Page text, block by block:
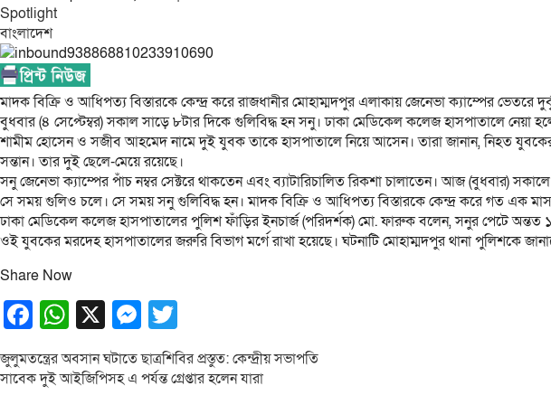
Spotlight
বাংলাদেশ
মাদক বিক্রি ও আধিপত্য বিস্তারকে কেন্দ্র করে রাজধানীর মোহাম্মদপুর এলাকায় জেনেভা ক্যাম্পের
বুধবার (৪ সেপ্টেম্বর) সকাল সাড়ে ৮টার দিকে গুলিবিদ্ধ হন সনু। ঢাকা মেডিকেল কলেজ হাসপাতালে
শামীম হোসেন ও সজীব আহমেদ নামে দুই যুবক তাকে হাসপাতালে নিয়ে আসেন। তারা জানান, নিহত
সন্তান। তার দুই ছেলে-মেয়ে রয়েছে।
সনু জেনেভা ক্যাম্পের পাঁচ নম্বর সেক্টরে থাকতেন এবং ব্যাটারিচালিত রিকশা চালাতেন। আজ (বুধবার)
সে সময় গুলিও চলে। সে সময় সনু গুলিবিদ্ধ হন। মাদক বিক্রি ও আধিপত্য বিস্তারকে কেন্দ্র করে গত এক মাস
ঢাকা মেডিকেল কলেজ হাসপাতালের পুলিশ ফাঁড়ির ইনচার্জ (পরিদর্শক) মো. ফারুক বলেন, সনুর পেটে অন্তত
ওই যুবকের মরদেহ হাসপাতালের জরুরি বিভাগ মর্গে রাখা হয়েছে। ঘটনাটি মোহাম্মদপুর থানা পুলিশকে
Share Now
Facebook
WhatsApp
X Messenger
Post
navigation
জুলুমতন্ত্রের অবসান ঘটাতে ছাত্রশিবির প্রস্তুত: কেন্দ্রীয় সভাপতি
সাবেক দুই আইজিপিসহ এ পর্যন্ত গ্রেপ্তার হলেন যারা